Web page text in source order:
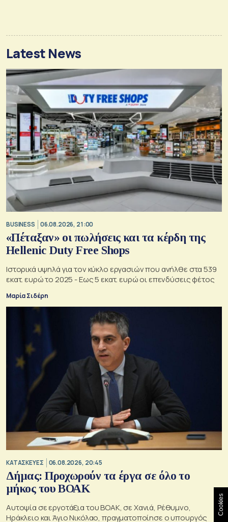
Latest News
BUSINESS 06.08.2026, 21:00
«Πέταξαν» οι πωλήσεις και τα κέρδη της
Hellenic Duty Free Shops
Ιστορικά υψηλά για τον κύκλο εργασιών που ανήλθε στα 539
εκατ. ευρώ το 2025 - Εως 5 εκατ. ευρώ οι επενδύσεις φέτος
Μαρία Σιδέρη
ΚΑΤΑΣΚΕΥΕΣ 06.08.2026, 20:45
Δήμας: Προχωρούν τα έργα σε όλο το
μήκος του ΒΟΑΚ
Αυτοψία σε εργοτάξια του ΒΟΑΚ, σε Χανιά, Ρέθυμνο,
Ηράκλειο και Άγιο Νικόλαο, πραγματοποίησε ο υπουργός
Cookies